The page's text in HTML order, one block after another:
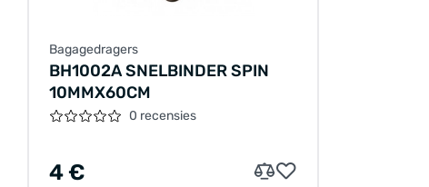
Bagagedragers
BH1002A SNELBINDER SPIN
10MMX60CM
0 recensies
4 €